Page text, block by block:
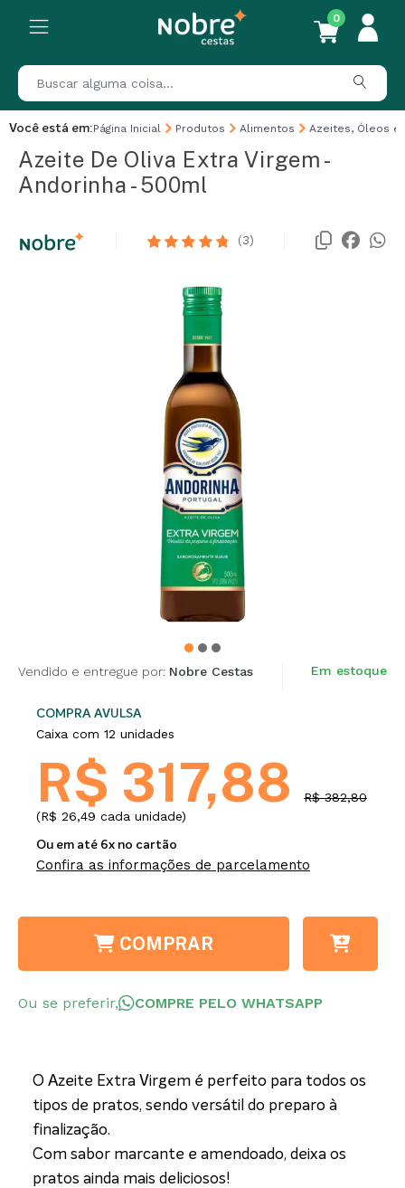
0
Você está em:Página Inicial Produtos Alimentos Azeites, Óleos e
Azeite De Oliva Extra Virgem -
Andorinha - 500ml
(3)
Vendido e entregue por: Nobre Cestas Em estoque
COMPRA AVULSA
Caixa com 12 unidades
R$ 317,88
R$ 382,80
(R$ 26,49 cada unidade)
Ou em até 6x no cartão
Confira as informações de parcelamento
COMPRAR
Ou se preferir, COMPRE PELO WHATSAPP
O Azeite Extra Virgem é perfeito para todos os
tipos de pratos, sendo versátil do preparo à
finalização.
Com sabor marcante e amendoado, deixa os
pratos ainda mais deliciosos!